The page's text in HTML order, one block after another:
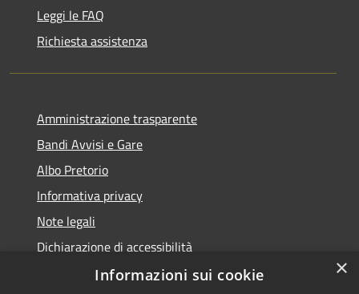
Leggi le FAQ
Richiesta assistenza
Amministrazione trasparente
Bandi Avvisi e Gare
Albo Pretorio
Informativa privacy
Note legali
Dichiarazione di accessibilità
×
Informazioni sui cookie